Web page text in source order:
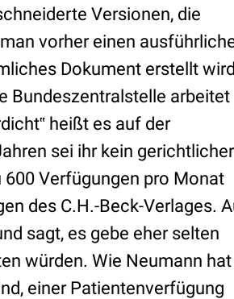
Versionen, die
vorher einen
Dokument erstellt
Bundeszentralstelle arbeitet
heißt es auf der
sei ihr kein gerichtlicher
Verfügungen pro Monat
des C.H.-Beck-Verlages.
sagt, es gebe eher selten
würden. Wie Neumann
einer Patientenverfügung